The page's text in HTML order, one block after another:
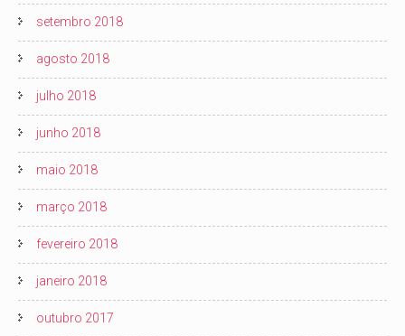
setembro 2018
agosto 2018
julho 2018
junho 2018
maio 2018
março 2018
fevereiro 2018
janeiro 2018
outubro 2017